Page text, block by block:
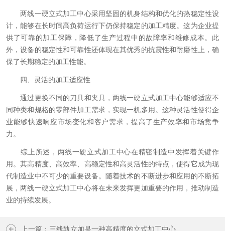
两线一硬立式加工中心采用坚固的机身结构和优化的热稳定性设
计，能够在长时间高负荷运行下仍保持稳定的加工精度。这为企业提
供了可靠的加工保障，降低了生产过程中的故障率和维修成本。此
外，设备的稳定性和可靠性还体现在其优秀的抗震性和耐磨性上，确
保了长期稳定的加工性能。
四、灵活的加工适应性
通过更换不同的刀具和夹具，两线一硬立式加工中心能够适应不
同种类和规格的零部件加工需求，实现一机多用。这种灵活性使得企
业能够快速响应市场变化和客户需求，提高了生产效率和市场竞争
力。
综上所述，两线一硬立式加工中心在精密制造中发挥着关键作
用。其高精度、高效率、高稳定性和高灵活性的特点，使得它成为现
代制造业中不可少的重要设备。随着技术的不断进步和应用的不断拓
展，两线一硬立式加工中心将在未来发挥更加重要的作用，推动制造
业的持续发展。
上一篇： 三线轨立加是一种高精度的立式加工中心